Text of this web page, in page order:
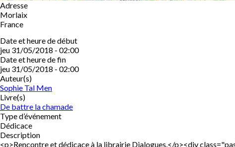
Adresse
Morlaix
France
Date et heure de début
jeu 31/05/2018 - 02:00
Date et heure de fin
jeu 31/05/2018 - 02:00
Auteur(s)
Sophie Tal Men
Livre(s)
De battre la chamade
Type d’événement
Dédicace
Description
<p>Rencontre et dédicace à la librairie Dialogues.</p><div